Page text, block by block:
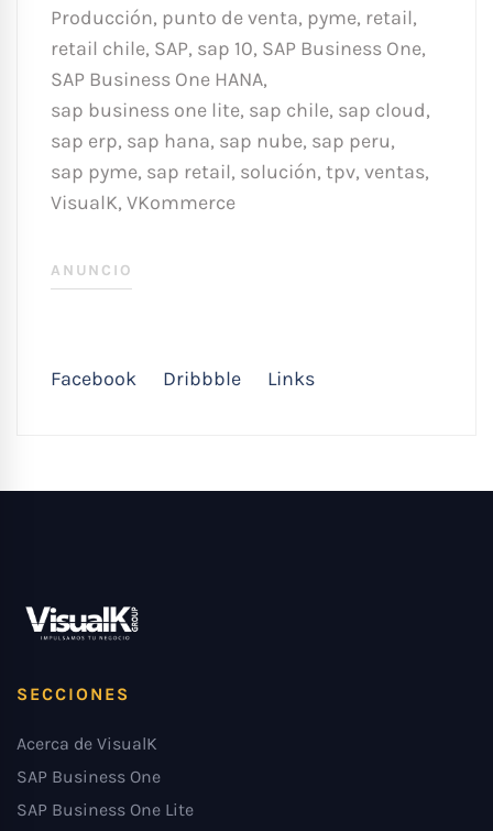
Producción, punto de venta, pyme, retail,
retail chile, SAP, sap 10, SAP Business One,
SAP Business One HANA,
sap business one lite, sap chile, sap cloud,
sap erp, sap hana, sap nube, sap peru,
sap pyme, sap retail, solución, tpv, ventas,
VisualK, VKommerce
ANUNCIO
Facebook Dribbble Links
SECCIONES
Acerca de VisualK
SAP Business One
SAP Business One Lite